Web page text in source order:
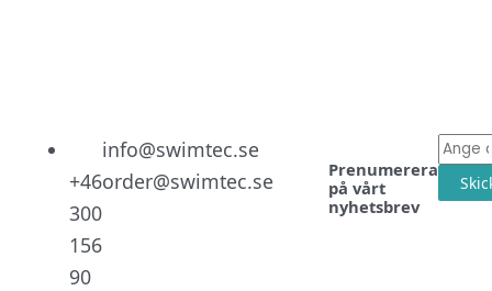
+46
300
156
90
info@swimtec.se
order@swimtec.se
Prenumerera
på vårt
nyhetsbrev
E-
post